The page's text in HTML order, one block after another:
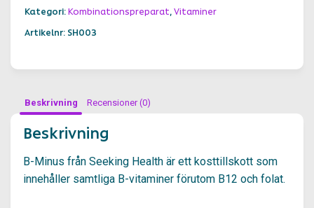
Kategori: Kombinationspreparat, Vitaminer
Artikelnr: SH003
Beskrivning Recensioner (0)
Beskrivning
B-Minus från Seeking Health är ett kosttillskott som
innehåller samtliga B-vitaminer förutom B12 och folat.